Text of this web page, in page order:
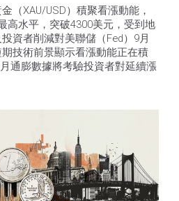
（XAU/USD）積聚看漲動能，
高水平，突破4300美元，受到地
資者削減對美聯儲（Fed）9月
技術前景顯示看漲動能正在積
通膨數據將考驗投資者對延續漲